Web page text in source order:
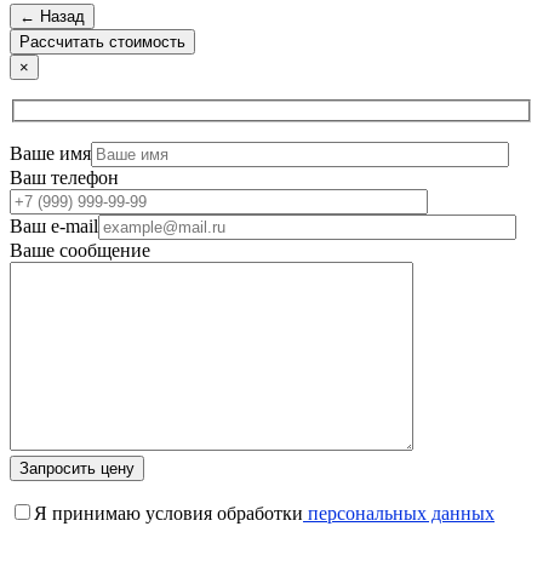
← Назад
×
Ваше имя
Ваш телефон
Ваш e-mail
Ваше сообщение
Я принимаю условия обработки персональных данных